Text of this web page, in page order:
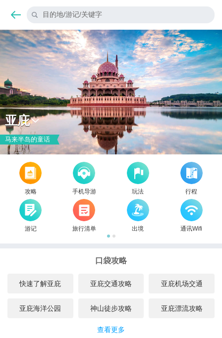
目的地/游记/关键字
亚庇
马来半岛的童话
攻略 手机导游 玩法 行程
游记 旅行清单 出境 通讯Wifi
口袋攻略
快速了解亚庇 亚庇交通攻略 亚庇机场交通
亚庇海洋公园 神山徒步攻略 亚庇漂流攻略
查看更多